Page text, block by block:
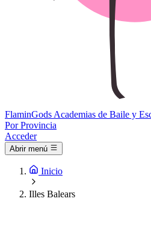
FlaminGods Academias de Baile y
Por Provincia
Acceder
Abrir menú
Inicio
Illes Balears